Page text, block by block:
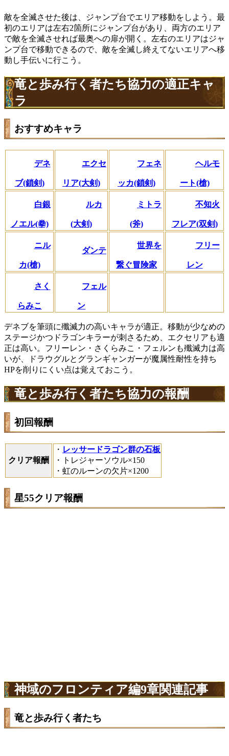
敵を全滅させた後は、ジャンプ台でエリア移動をしよう。最
初のエリアは左右2箇所にジャンプ台があり、両方のエリア
で敵を全滅させれば最奥への扉が開く。左右のエリアはジャ
ンプ台で移動できるので、敵を全滅し終えてないエリアへ移
動し手伝いに行こう。
竜と歩み行く者たち協力の適正キャ
ラ
おすすめキャラ
デネ
ブ(鎖剣)
エクセ
リア(大剣)
フェネ
ッカ(鎖剣)
ヘルモ
ート(槍)
白銀
ノエル(拳)
ルカ
(大剣)
ミトラ
(斧)
不知火
フレア(双剣)
ニル
カ(槍)
ダンテ
世界を
繋ぐ冒険家
フリー
レン
さく
らみこ
フェル
ン
デネブを筆頭に殲滅力の高いキャラが適正。移動が少なめの
ステージかつドラゴンキラーが刺さるため、エクセリアも適
正は高い。フリーレン・さくらみこ・フェルンも殲滅力は高
いが、ドラウグルとグランギャンガーが魔属性耐性を持ち
HPを削りにくい点は覚えておこう。
竜と歩み行く者たち協力の報酬
初回報酬
クリア報酬
・ レッサードラゴン群の石板
・トレジャーソウル×150
・虹のルーンの欠片×1200
星55クリア報酬
神域のフロンティア編9章関連記事
竜と歩み行く者たち